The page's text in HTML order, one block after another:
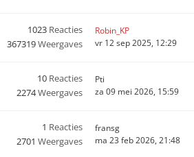
1023 Reacties
367319Weergaves
Robin_KP
vr 12 sep 2025, 12:29
10 Reacties
2274Weergaves
Pti
za 09 mei 2026, 15:59
1 Reacties
2701 Weergaves
fransg
ma 23 feb 2026, 21:48